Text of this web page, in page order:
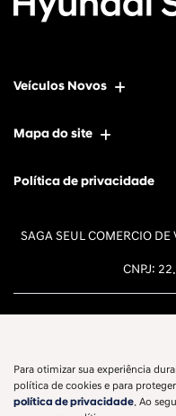
Veículos Novos
Mapa do site
Política de privacidade
SAGA SEUL COMERCIO DE
CNPJ:
Desacelere. Seu
vida.
Para otimizar sua experiência
política de cookies e para
política de privacidade. Ao